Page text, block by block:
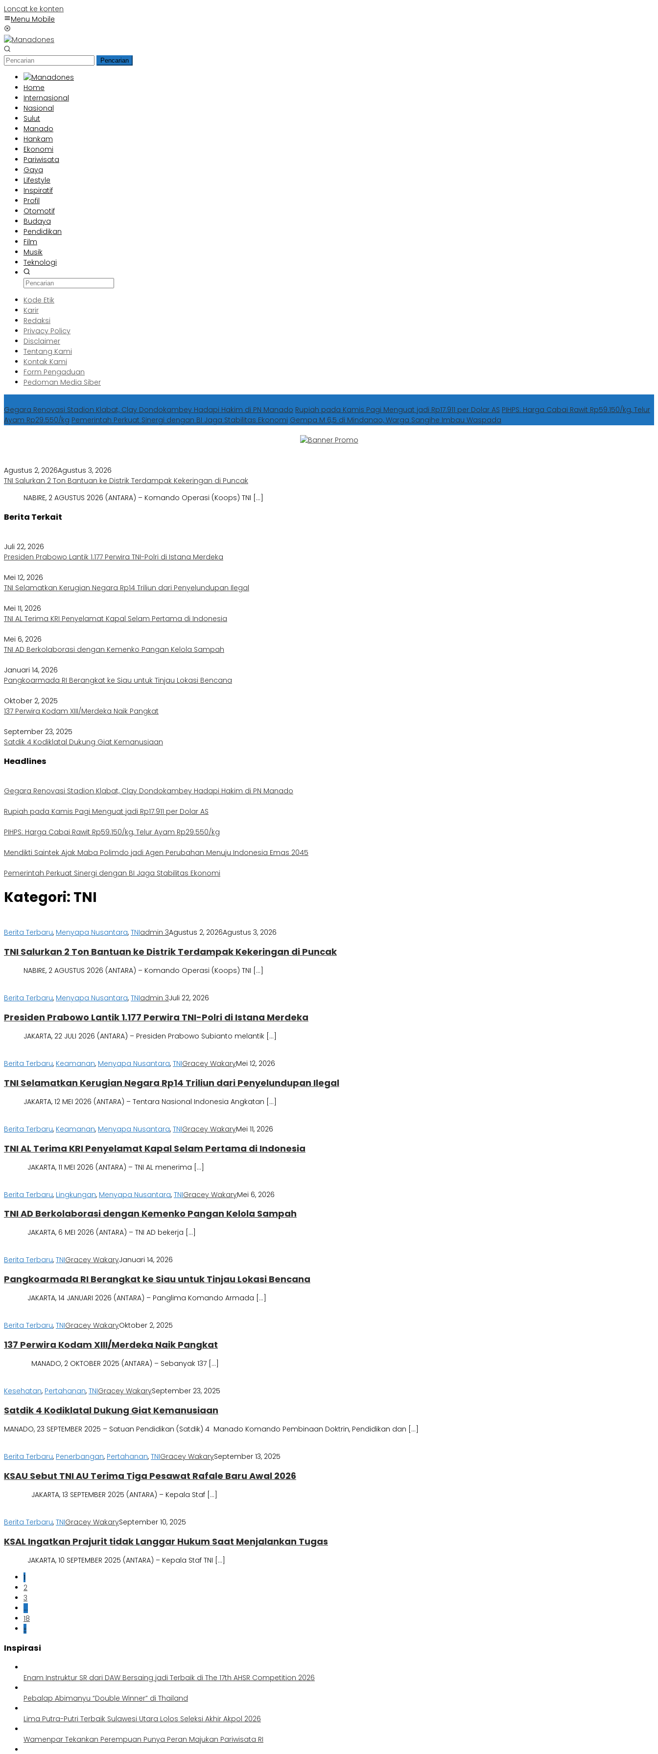
Loncat ke konten
Menu Mobile
Pencarian
Home
Internasional
Nasional
Sulut
Manado
Hankam
Ekonomi
Pariwisata
Gaya
Lifestyle
Inspiratif
Profil
Otomotif
Budaya
Pendidikan
Film
Musik
Teknologi
Kode Etik
Karir
Redaksi
Privacy Policy
Disclaimer
Tentang Kami
Kontak Kami
Form Pengaduan
Pedoman Media Siber
Gegara Renovasi Stadion Klabat, Clay Dondokambey Hadapi Hakim di PN Manado Rupiah pada Kamis Pagi Menguat jadi Rp17.911 per Dolar AS PIHPS: Harga Cabai Rawit Rp59.150/kg, Telur
Ayam Rp29.550/kg Pemerintah Perkuat Sinergi dengan BI Jaga Stabilitas Ekonomi Gempa M 6,5 di Mindanao, Warga Sangihe Imbau Waspada
Agustus 2, 2026Agustus 3, 2026
TNI Salurkan 2 Ton Bantuan ke Distrik Terdampak Kekeringan di Puncak
NABIRE, 2 AGUSTUS 2026 (ANTARA) – Komando Operasi (Koops) TNI […]
Berita Terkait
Juli 22, 2026
Presiden Prabowo Lantik 1.177 Perwira TNI-Polri di Istana Merdeka
Mei 12, 2026
TNI Selamatkan Kerugian Negara Rp14 Triliun dari Penyelundupan Ilegal
Mei 11, 2026
TNI AL Terima KRI Penyelamat Kapal Selam Pertama di Indonesia
Mei 6, 2026
TNI AD Berkolaborasi dengan Kemenko Pangan Kelola Sampah
Januari 14, 2026
Pangkoarmada RI Berangkat ke Siau untuk Tinjau Lokasi Bencana
Oktober 2, 2025
137 Perwira Kodam XIII/Merdeka Naik Pangkat
September 23, 2025
Satdik 4 Kodiklatal Dukung Giat Kemanusiaan
Headlines
Gegara Renovasi Stadion Klabat, Clay Dondokambey Hadapi Hakim di PN Manado
Rupiah pada Kamis Pagi Menguat jadi Rp17.911 per Dolar AS
PIHPS: Harga Cabai Rawit Rp59.150/kg, Telur Ayam Rp29.550/kg
Mendikti Saintek Ajak Maba Polimdo jadi Agen Perubahan Menuju Indonesia Emas 2045
Pemerintah Perkuat Sinergi dengan BI Jaga Stabilitas Ekonomi
Kategori: TNI
Berita Terbaru, Menyapa Nusantara, TNIadmin 3Agustus 2, 2026Agustus 3, 2026
TNI Salurkan 2 Ton Bantuan ke Distrik Terdampak Kekeringan di Puncak
NABIRE, 2 AGUSTUS 2026 (ANTARA) – Komando Operasi (Koops) TNI […]
Berita Terbaru, Menyapa Nusantara, TNIadmin 3Juli 22, 2026
Presiden Prabowo Lantik 1.177 Perwira TNI-Polri di Istana Merdeka
JAKARTA, 22 JULI 2026 (ANTARA) – Presiden Prabowo Subianto melantik […]
Berita Terbaru, Keamanan, Menyapa Nusantara, TNIGracey WakaryMei 12, 2026
TNI Selamatkan Kerugian Negara Rp14 Triliun dari Penyelundupan Ilegal
JAKARTA, 12 MEI 2026 (ANTARA) – Tentara Nasional Indonesia Angkatan […]
Berita Terbaru, Keamanan, Menyapa Nusantara, TNIGracey WakaryMei 11, 2026
TNI AL Terima KRI Penyelamat Kapal Selam Pertama di Indonesia
JAKARTA, 11 MEI 2026 (ANTARA) – TNI AL menerima […]
Berita Terbaru, Lingkungan, Menyapa Nusantara, TNIGracey WakaryMei 6, 2026
TNI AD Berkolaborasi dengan Kemenko Pangan Kelola Sampah
JAKARTA, 6 MEI 2026 (ANTARA) – TNI AD bekerja […]
Berita Terbaru, TNIGracey WakaryJanuari 14, 2026
Pangkoarmada RI Berangkat ke Siau untuk Tinjau Lokasi Bencana
JAKARTA, 14 JANUARI 2026 (ANTARA) – Panglima Komando Armada […]
Berita Terbaru, TNIGracey WakaryOktober 2, 2025
137 Perwira Kodam XIII/Merdeka Naik Pangkat
MANADO, 2 OKTOBER 2025 (ANTARA) – Sebanyak 137 […]
Kesehatan, Pertahanan, TNIGracey WakarySeptember 23, 2025
Satdik 4 Kodiklatal Dukung Giat Kemanusiaan
MANADO, 23 SEPTEMBER 2025 – Satuan Pendidikan (Satdik) 4 Manado Komando Pembinaan Doktrin, Pendidikan dan […]
Berita Terbaru, Penerbangan, Pertahanan, TNIGracey WakarySeptember 13, 2025
KSAU Sebut TNI AU Terima Tiga Pesawat Rafale Baru Awal 2026
JAKARTA, 13 SEPTEMBER 2025 (ANTARA) – Kepala Staf […]
Berita Terbaru, TNIGracey WakarySeptember 10, 2025
KSAL Ingatkan Prajurit tidak Langgar Hukum Saat Menjalankan Tugas
JAKARTA, 10 SEPTEMBER 2025 (ANTARA) – Kepala Staf TNI […]
1
2
3
…
18
»
Inspirasi
Enam Instruktur SR dari DAW Bersaing jadi Terbaik di The 17th AHSR Competition 2026
Pebalap Abimanyu “Double Winner” di Thailand
Lima Putra-Putri Terbaik Sulawesi Utara Lolos Seleksi Akhir Akpol 2026
Wamenpar Tekankan Perempuan Punya Peran Majukan Pariwisata RI